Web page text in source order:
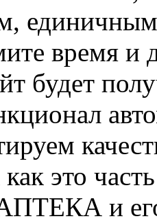
время и
будет
это
и его